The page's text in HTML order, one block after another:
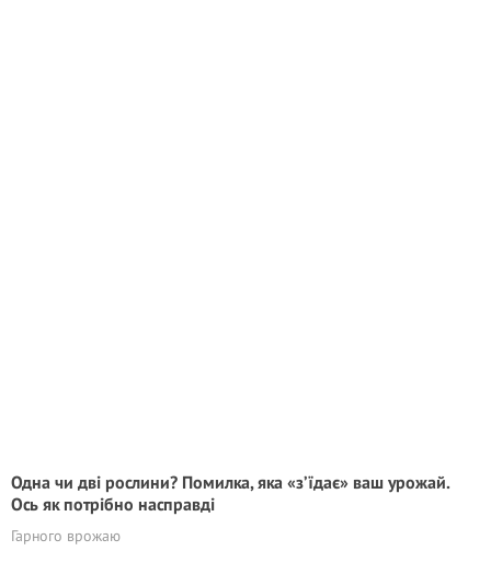
Одна чи дві рослини? Помилка, яка «з’їдає» ваш урожай.
Ось як потрібно насправді
Гарного врожаю